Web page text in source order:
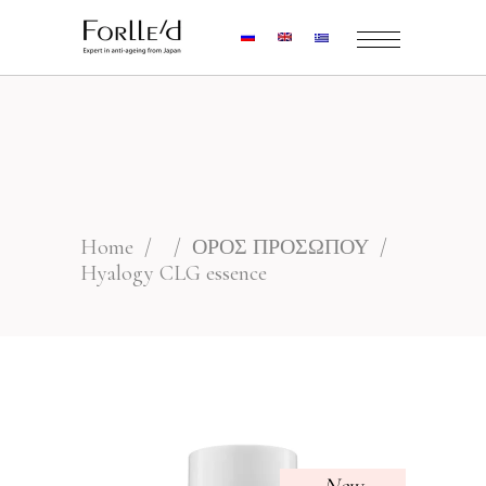
Home / / ΟΡΟΣ ΠΡΟΣΩΠΟΥ /
Hyalogy CLG essence